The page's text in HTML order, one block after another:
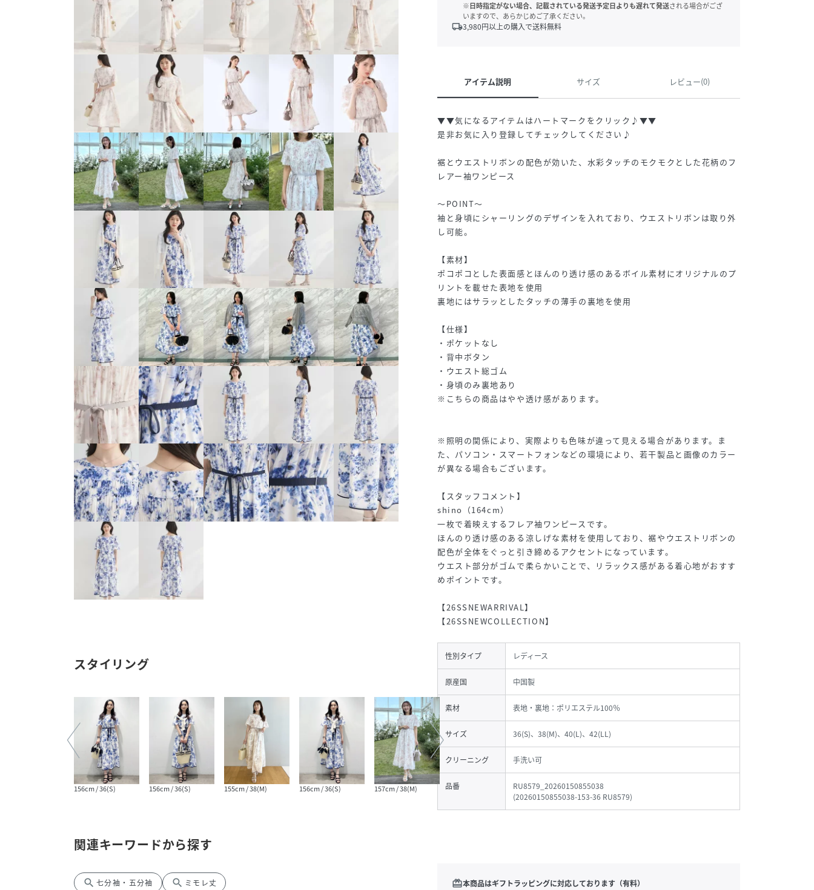
スタイリング
156cm / 36(S) 156cm / 36(S) 155cm / 38(M) 156cm / 36(S) 157cm / 38(M) 164cm / 38(M) 164cm / 38(M) 156cm / 36(S)
関連キーワードから探す
search 七分袖・五分袖 search ミモレ丈
※日時指定がない場合、記載されている発送予定日よりも遅れて発送される場合がござ
いますので、あらかじめご了承ください。
local_shipping3,980円以上の購入で送料無料
アイテム説明 サイズ レビュー(0)
▼▼気になるアイテムはハートマークをクリック♪▼▼
是非お気に入り登録してチェックしてください♪
裾とウエストリボンの配色が効いた、水彩タッチのモクモクとした花柄のフ
レアー袖ワンピース
～POINT～
袖と身頃にシャーリングのデザインを入れており、ウエストリボンは取り外
し可能。
【素材】
ポコポコとした表面感とほんのり透け感のあるボイル素材にオリジナルのプ
リントを載せた表地を使用
裏地にはサラッとしたタッチの薄手の裏地を使用
【仕様】
・ポケットなし
・背中ボタン
・ウエスト総ゴム
・身頃のみ裏地あり
※こちらの商品はやや透け感があります。
※照明の関係により、実際よりも色味が違って見える場合があります。ま
た、パソコン・スマートフォンなどの環境により、若干製品と画像のカラー
が異なる場合もございます。
【スタッフコメント】
shino（164cm）
一枚で着映えするフレア袖ワンピースです。
ほんのり透け感のある涼しげな素材を使用しており、裾やウエストリボンの
配色が全体をぐっと引き締めるアクセントになっています。
ウエスト部分がゴムで柔らかいことで、リラックス感がある着心地がおすす
めポイントです。
【26SSNEWARRIVAL】
【26SSNEWCOLLECTION】
性別タイプ レディース
原産国 中国製
素材 表地・裏地：ポリエステル100％
サイズ 36(S)、38(M)、40(L)、42(LL)
クリーニング 手洗い可
品番
RU8579_20260150855038
(20260150855038-153-36 RU8579)
redeem本商品はギフトラッピングに対応しております（有料）